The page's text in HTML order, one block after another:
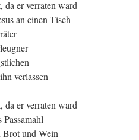
da er verraten ward
an einen Tisch
verlassen
da er verraten ward
Passamahl
und Wein